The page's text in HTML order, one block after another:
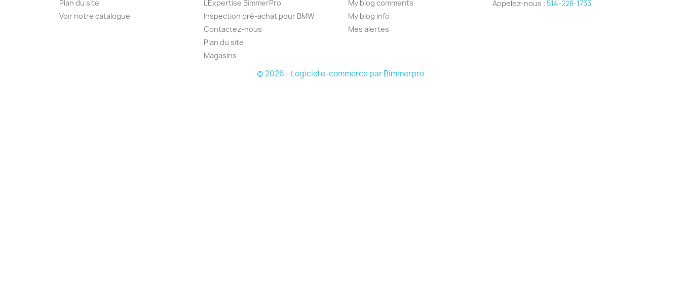
Plan du site
Voir notre catalogue
L'Expertise BimmerPro
Inspection pré-achat pour BMW
Contactez-nous
Plan du site
Magasins
My blog comments
My blog info
Mes alertes
Appelez-nous : 514-228-1733
© 2026 - Logiciel e-commerce par Bimmerpro